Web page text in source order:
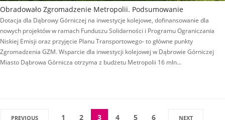
Obradowało Zgromadzenie Metropolii. Podsumowanie
Dotacja dla Dąbrowy Górniczej na inwestycje kolejowe, dofinansowanie dla
nowych projektów w ramach Funduszu Solidarności i Programu Ograniczania
Niskiej Emisji oraz przyjęcie Planu Transportowego- to główne punkty
Zgromadzenia GZM. Wsparcie dla inwestycji kolejowej w Dąbrowie Górniczej
Miasto Dąbrowa Górnicza otrzyma z budżetu Metropolii 16 mln…
PREVIOUS 1 2 3 4 5 6 NEXT